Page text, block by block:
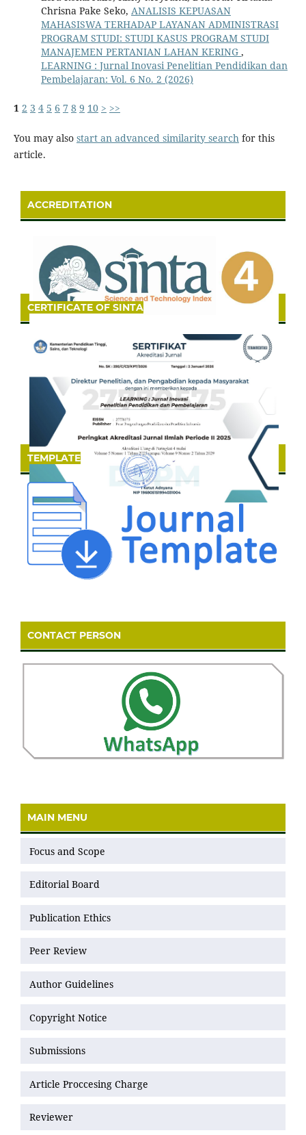
Chrisna Pake Seko, ANALISIS KEPUASAN
MAHASISWA TERHADAP LAYANAN ADMINISTRASI
PROGRAM STUDI: STUDI KASUS PROGRAM STUDI
MANAJEMEN PERTANIAN LAHAN KERING ,
LEARNING : Jurnal Inovasi Penelitian Pendidikan dan
Pembelajaran: Vol. 6 No. 2 (2026)
1 2 3 4 5 6 7 8 9 10 > >>
You may also start an advanced similarity searchfor this
article.
ACCREDITATION
CERTIFICATE OF SINTA
TEMPLATE
CONTACT PERSON
MAIN MENU
Focus and Scope
Editorial Board
Publication Ethics
Peer Review
Author Guidelines
Copyright Notice
Submissions
Article Proccesing Charge
Reviewer